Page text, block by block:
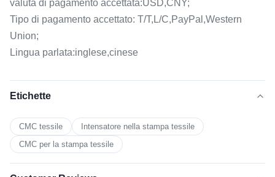
valuta di pagamento accettata:USD,CNY;
Tipo di pagamento accettato: T/T,L/C,PayPal,Western
Union;
Lingua parlata:inglese,cinese
Etichette
CMC tessile
Intensatore nella stampa tessile
CMC per la stampa tessile